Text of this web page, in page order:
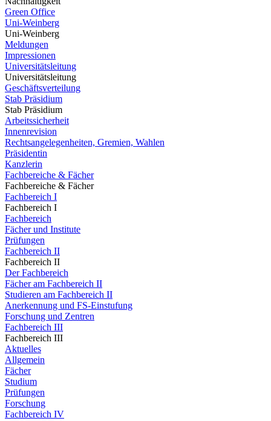
Green Office
Uni-Weinberg
Uni-Weinberg
Meldungen
Impressionen
Universitätsleitung
Universitätsleitung
Geschäftsverteilung
Stab Präsidium
Stab Präsidium
Arbeitssicherheit
Innenrevision
Rechtsangelegenheiten, Gremien, Wahlen
Präsidentin
Kanzlerin
Fachbereiche & Fächer
Fachbereiche & Fächer
Fachbereich I
Fachbereich I
Fachbereich
Fächer und Institute
Prüfungen
Fachbereich II
Fachbereich II
Der Fachbereich
Fächer am Fachbereich II
Studieren am Fachbereich II
Anerkennung und FS-Einstufung
Forschung und Zentren
Fachbereich III
Fachbereich III
Aktuelles
Allgemein
Fächer
Studium
Prüfungen
Forschung
Fachbereich IV